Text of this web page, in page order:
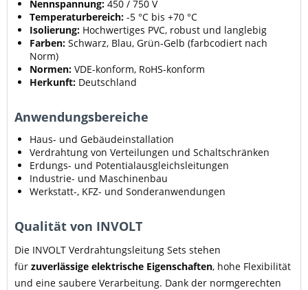
Nennspannung: 450 / 750 V
Temperaturbereich: -5 °C bis +70 °C
Isolierung: Hochwertiges PVC, robust und langlebig
Farben: Schwarz, Blau, Grün-Gelb (farbcodiert nach
Norm)
Normen: VDE-konform, RoHS-konform
Herkunft: Deutschland
Anwendungsbereiche
Haus- und Gebäudeinstallation
Verdrahtung von Verteilungen und Schaltschränken
Erdungs- und Potentialausgleichsleitungen
Industrie- und Maschinenbau
Werkstatt-, KFZ- und Sonderanwendungen
Qualität von INVOLT
Die INVOLT Verdrahtungsleitung Sets stehen
für zuverlässige elektrische Eigenschaften, hohe Flexibilität
und eine saubere Verarbeitung. Dank der normgerechten